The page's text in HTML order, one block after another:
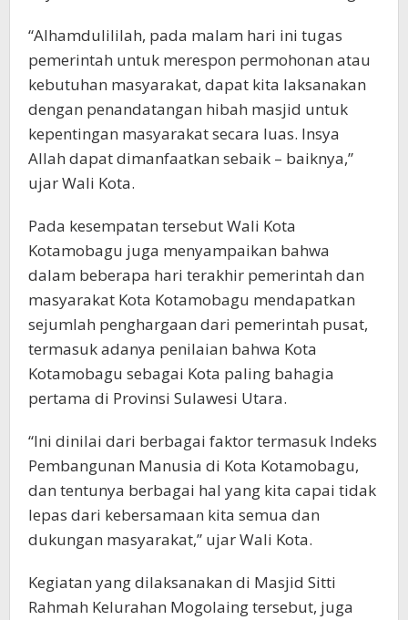
“Alhamdulililah, pada malam hari ini tugas
pemerintah untuk merespon permohonan atau
kebutuhan masyarakat, dapat kita laksanakan
dengan penandatangan hibah masjid untuk
kepentingan masyarakat secara luas. Insya
Allah dapat dimanfaatkan sebaik – baiknya,”
ujar Wali Kota.
Pada kesempatan tersebut Wali Kota
Kotamobagu juga menyampaikan bahwa
dalam beberapa hari terakhir pemerintah dan
masyarakat Kota Kotamobagu mendapatkan
sejumlah penghargaan dari pemerintah pusat,
termasuk adanya penilaian bahwa Kota
Kotamobagu sebagai Kota paling bahagia
pertama di Provinsi Sulawesi Utara.
“Ini dinilai dari berbagai faktor termasuk Indeks
Pembangunan Manusia di Kota Kotamobagu,
dan tentunya berbagai hal yang kita capai tidak
lepas dari kebersamaan kita semua dan
dukungan masyarakat,” ujar Wali Kota.
Kegiatan yang dilaksanakan di Masjid Sitti
Rahmah Kelurahan Mogolaing tersebut, juga